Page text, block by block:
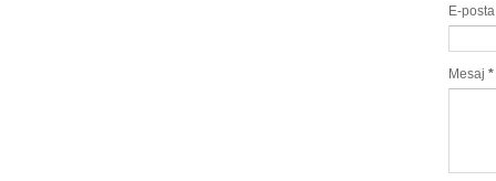
E-
Mesaj *